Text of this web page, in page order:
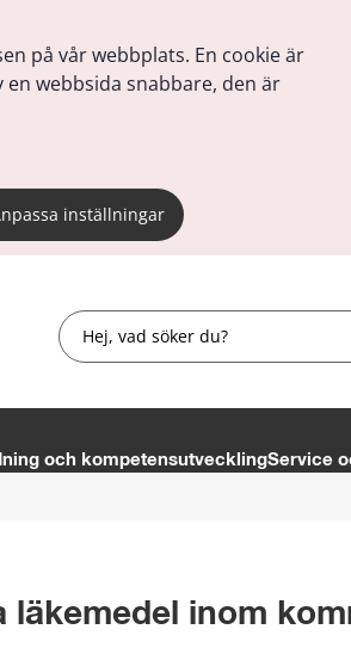
på vår webbplats. En cookie är
webbsida snabbare, den är
inställningar
Sök
och kompetensutvecklingService
läkemedel inom